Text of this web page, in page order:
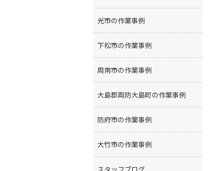
光市の作業事例
下松市の作業事例
周南市の作業事例
大島郡周防大島町の作業事例
防府市の作業事例
大竹市の作業事例
スタッフブログ